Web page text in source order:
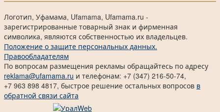
Логотип, Уфамама, Ufamama, Ufamama.ru -
зарегистрированные товарный знак и фирменная
символика, являются собственностью их владельцев.
Положение о защите персональных данных.
Правообладателям
По вопросам размещения рекламы обращайтесь по адресу
reklama@ufamama.ru и телефонам: +7 (347) 216-50-74,
+7 963 898 4817, быстрое решение остальных вопросов в
обратной связи сайта